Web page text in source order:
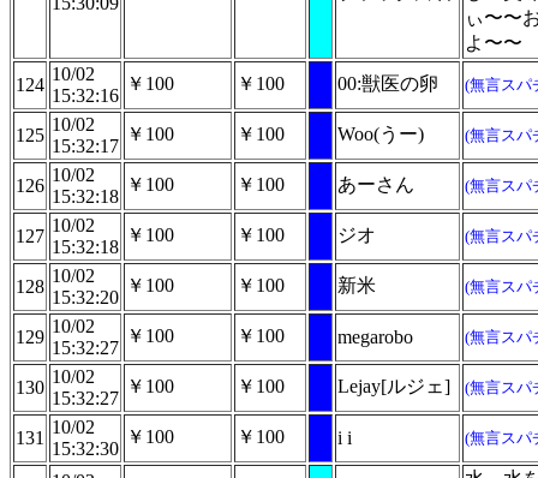
ぃ〜〜
よ〜〜
124
10/02
15:32:16
￥100 ￥100 00:獣医の卵 (無言スパ
125
10/02
15:32:17
￥100 ￥100 Woo(うー) (無言スパ
126
10/02
15:32:18
￥100 ￥100 あーさん (無言スパ
127
10/02
15:32:18
￥100 ￥100 ジオ (無言スパ
128
10/02
15:32:20
￥100 ￥100 新米 (無言スパ
129
10/02
15:32:27
￥100 ￥100 megarobo (無言スパ
130
10/02
15:32:27
￥100 ￥100 Lejay[ルジェ] (無言スパ
131
10/02
15:32:30
￥100 ￥100 i i (無言スパ